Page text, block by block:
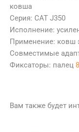
ковша
Серия: CAT J350
Исполнение:
Применение: ковш
Совместимые
Фиксаторы: палец
Вам также будет